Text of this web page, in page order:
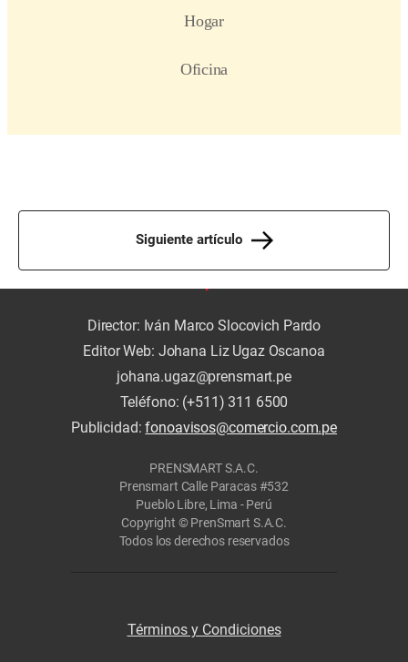
Siguiente artículo
Director: Iván Marco Slocovich Pardo
Editor Web: Johana Liz Ugaz Oscanoa
johana.ugaz@prensmart.pe
Teléfono: (+511) 311 6500
Publicidad:fonoavisos@comercio.com.pe
PRENSMART S.A.C.
Prensmart Calle Paracas #532
Pueblo Libre, Lima - Perú
Copyright © PrenSmart S.A.C.
Todos los derechos reservados
Términos y Condiciones